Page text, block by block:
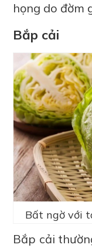
họng do đờm
Bắp cải
Bất ngờ với
Bắp cải